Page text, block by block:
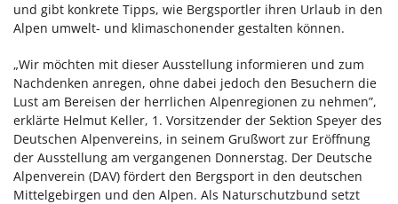
und gibt konkrete Tipps, wie Bergsportler ihren Urlaub in den
Alpen umwelt- und klimaschonender gestalten können.
„Wir möchten mit dieser Ausstellung informieren und zum
Nachdenken anregen, ohne dabei jedoch den Besuchern die
Lust am Bereisen der herrlichen Alpenregionen zu nehmen”,
erklärte Helmut Keller, 1. Vorsitzender der Sektion Speyer des
Deutschen Alpenvereins, in seinem Grußwort zur Eröffnung
der Ausstellung am vergangenen Donnerstag. Der Deutsche
Alpenverein (DAV) fördert den Bergsport in den deutschen
Mittelgebirgen und den Alpen. Als Naturschutzbund setzt